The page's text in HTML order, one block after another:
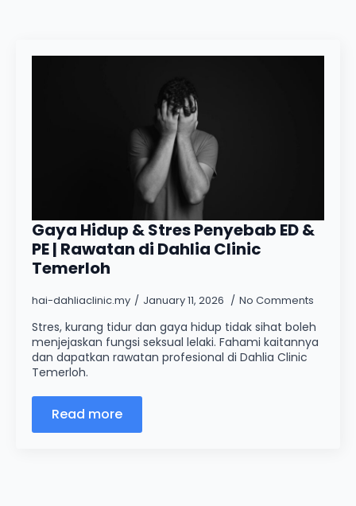
Gaya Hidup & Stres Penyebab ED &
PE | Rawatan di Dahlia Clinic
Temerloh
hai-dahliaclinic.my January 11, 2026 No Comments
Stres, kurang tidur dan gaya hidup tidak sihat boleh
menjejaskan fungsi seksual lelaki. Fahami kaitannya
dan dapatkan rawatan profesional di Dahlia Clinic
Temerloh.
Read more